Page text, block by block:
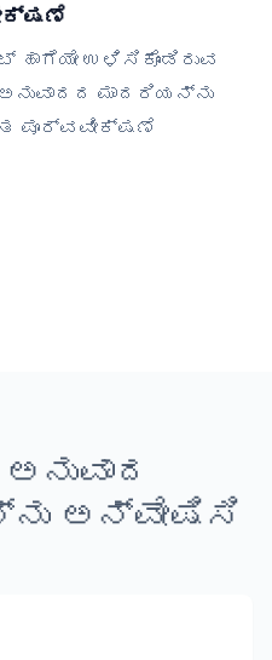
ಹಾಗೆಯೇ ಉಳಿಸಿಕೊಂಡಿರುವ
ಮಾದರಿಯನ್ನು
ಪೂರ್ವವೀಕ್ಷಣೆ
ಅನ್ವೇಷಿಸಿ